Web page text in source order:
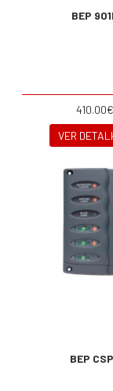
BEP
410.00€
VER
BEP